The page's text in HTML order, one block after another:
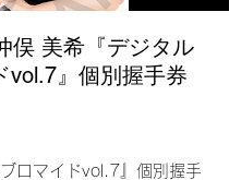
俣 美希『デジタル
vol.7』個別握手券
ブロマイドvol.7』個別握手